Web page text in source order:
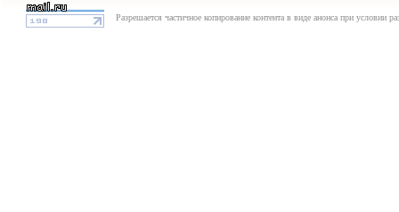
Разрешается частичное копирование контента в виде анонса при условии